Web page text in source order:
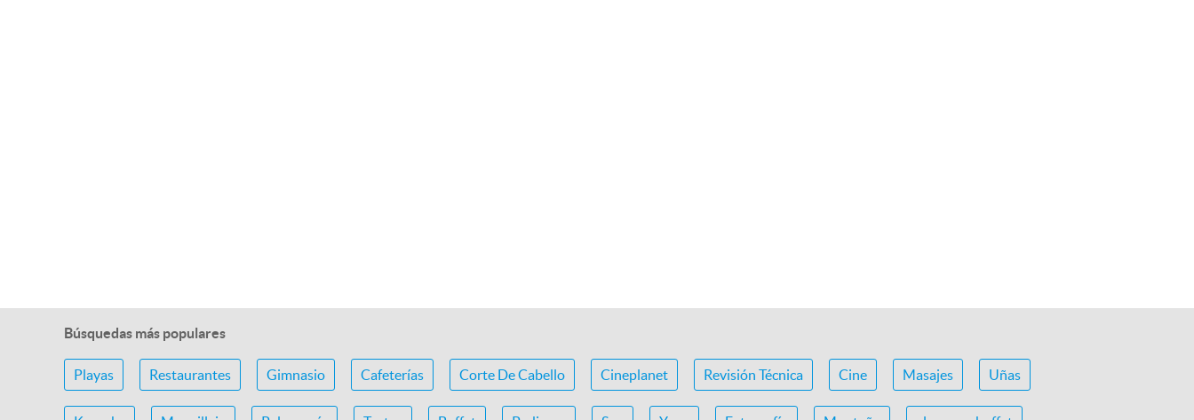
Búsquedas más populares
Playas Restaurantes Gimnasio Cafeterías Corte De Cabello Cineplanet Revisión Técnica Cine Masajes Uñas